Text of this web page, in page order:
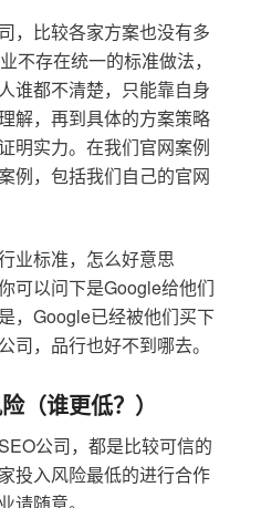
，比较各家方案也没有多
不存在统一的标准做法，
谁都不清楚，只能靠自身
解，再到具体的方案策略
明实力。在我们官网案例
例，包括我们自己的官网
业标准，怎么好意思
可以问下是Google给他们
，Google已经被他们买下
司，品行也好不到哪去。
（谁更低？）
公司，都是比较可信的
投入风险最低的进行合作